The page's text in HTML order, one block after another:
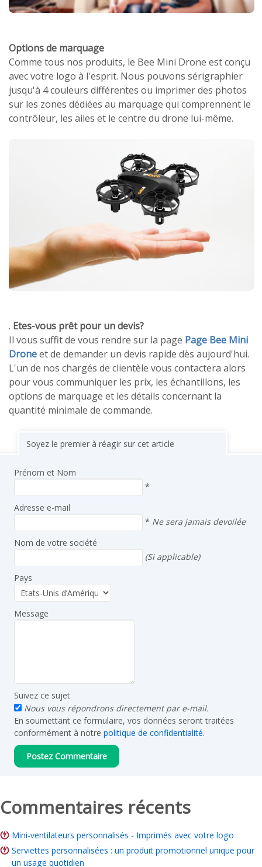
Options de marquage
Comme tous nos produits, le Bee Mini Drone est conçu
avec votre logo à l'esprit. Nous pouvons sérigraphier
jusqu'à 4 couleurs différentes ou imprimer des photos
sur les zones dédiées au marquage qui comprennent le
contrôleur, les ailes et le centre du drone lui-même.
. Etes-vous prêt pour un devis?
Il vous suffit de vous rendre sur la page Page Bee Mini
Droneet de demander un devis rapide dès aujourd'hui.
L'un de nos chargés de clientèle vous contactera alors
pour vous communiquer les prix, les échantillons, les
options de marquage et les détails concernant la
quantité minimale de commande.
Soyez le premier à réagir sur cet article
Prénom et Nom
*
Adresse e-mail
* Ne sera jamais devoilée
Nom de votre société
(Si applicable)
Pays
Message
Suivez ce sujet
Nous vous répondrons directement par e-mail.
En soumettant ce formulaire, vos données seront traitées
conformément à notre politique de confidentialité.
Commentaires récents
Mini-ventilateurs personnalisés - Imprimés avec votre logo
Serviettes personnalisées : un produit promotionnel unique pour
un usage quotidien